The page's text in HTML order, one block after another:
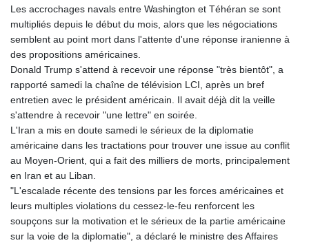
KMF 493.401915
KRW
1644.196411
KYD 0.962469
KZT 541.953128
LAK
LBP
103475.784612
LKR 387.551407
LSL 18.846604
LTL 3.411917
LVL 0.698955
LYD 7.354819
Les accrochages navals entre Washington et Téhéran se sont
multipliés depuis le début du mois, alors que les négociations
semblent au point mort dans l'attente d'une réponse iranienne à
des propositions américaines.
Donald Trump s'attend à recevoir une réponse "très bientôt", a
rapporté samedi la chaîne de télévision LCI, après un bref
entretien avec le président américain. Il avait déjà dit la veille
s'attendre à recevoir "une lettre" en soirée.
L'Iran a mis en doute samedi le sérieux de la diplomatie
américaine dans les tractations pour trouver une issue au conflit
au Moyen-Orient, qui a fait des milliers de morts, principalement
en Iran et au Liban.
"L'escalade récente des tensions par les forces américaines et
leurs multiples violations du cessez-le-feu renforcent les
soupçons sur la motivation et le sérieux de la partie américaine
sur la voie de la diplomatie", a déclaré le ministre des Affaires